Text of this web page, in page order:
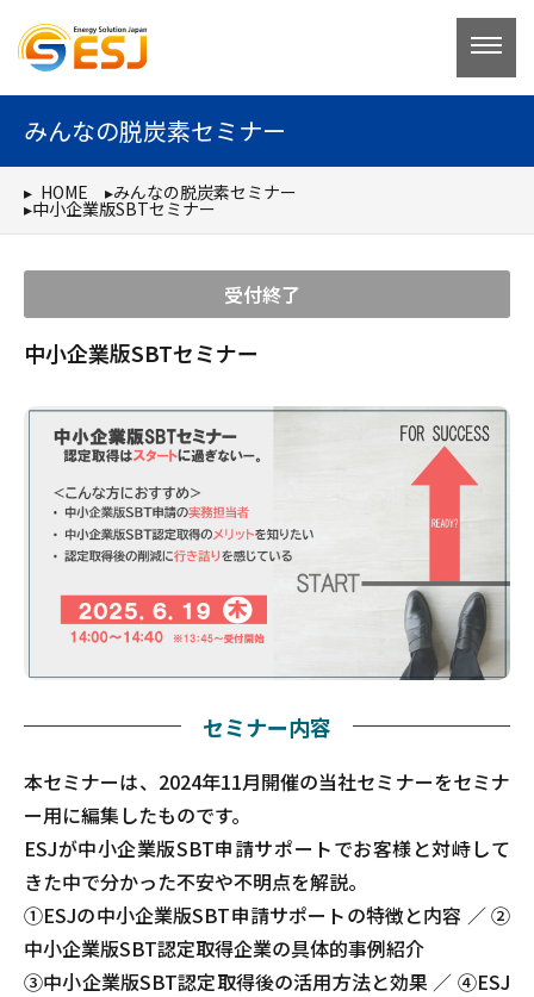
へ
ッ
プ
みんなの脱炭素セミナー
HOME みんなの脱炭素セミナー
中小企業版SBTセミナー
受付終了
中小企業版SBTセミナー
セミナー内容
本セミナーは、2024年11月開催の当社セミナーをセミナ
ー用に編集したものです。
ESJが中小企業版SBT申請サポートでお客様と対峙して
きた中で分かった不安や不明点を解説。
①ESJの中小企業版SBT申請サポートの特徴と内容 ／ ②
中小企業版SBT認定取得企業の具体的事例紹介
③中小企業版SBT認定取得後の活用方法と効果 ／ ④ESJ